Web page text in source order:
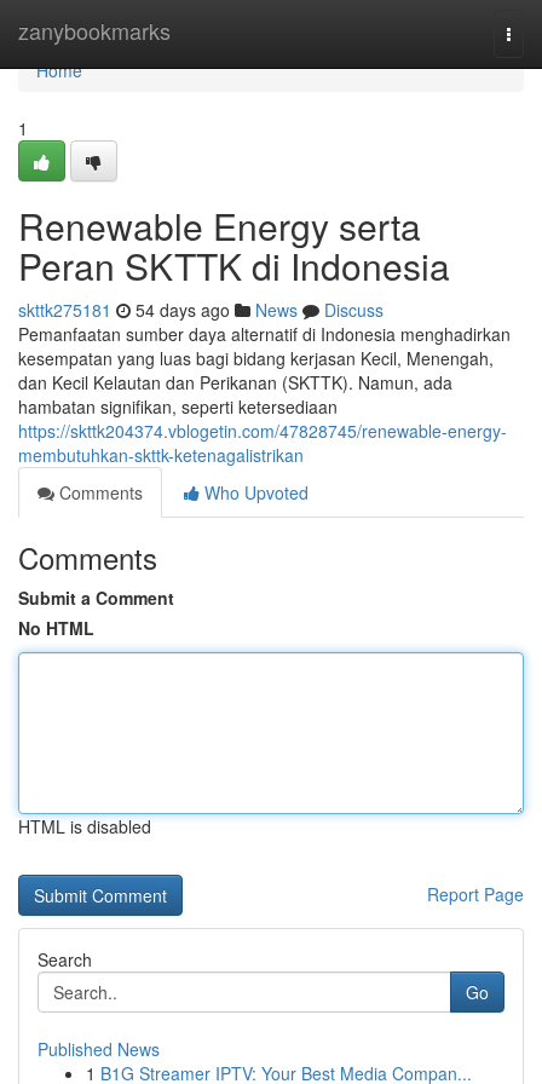
zanybookmarks
Home
Home
1
Renewable Energy serta
Peran SKTTK di Indonesia
skttk275181 54 days ago News
Discuss
Pemanfaatan sumber daya alternatif di Indonesia menghadirkan
kesempatan yang luas bagi bidang kerjasan Kecil, Menengah,
dan Kecil Kelautan dan Perikanan (SKTTK). Namun, ada
hambatan signifikan, seperti ketersediaan
https://skttk204374.vblogetin.com/47828745/renewable-energy-
membutuhkan-skttk-ketenagalistrikan
Comments
Who Upvoted
Comments
Submit a Comment
No HTML
HTML is disabled
Report Page
Search
Go
Published News
1 B1G Streamer IPTV: Your Best Media Compan...